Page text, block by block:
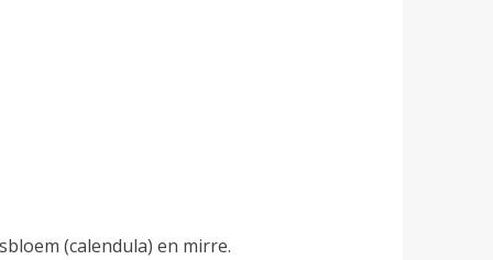
(calendula) en mirre.